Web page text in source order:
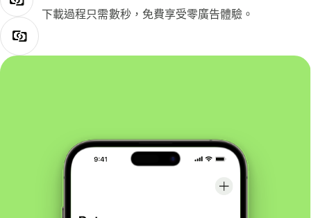
下載過程只需數秒，免費享受零廣告體驗。